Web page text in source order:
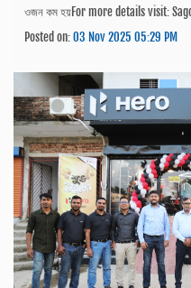
ওজন কম হয়For more details visit:
Posted on:03 Nov 2025 05:29 PM